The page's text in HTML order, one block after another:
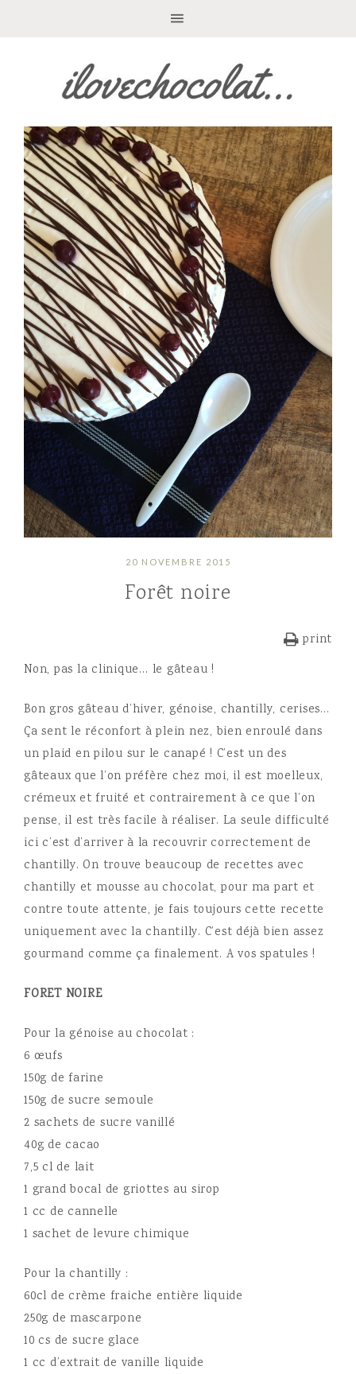
20 NOVEMBRE 2015
Forêt noire
print
Non, pas la clinique… le gâteau !
Bon gros gâteau d’hiver, génoise, chantilly, cerises…
Ça sent le réconfort à plein nez, bien enroulé dans
un plaid en pilou sur le canapé ! C’est un des
gâteaux que l’on préfère chez moi, il est moelleux,
crémeux et fruité et contrairement à ce que l’on
pense, il est très facile à réaliser. La seule difficulté
ici c’est d’arriver à la recouvrir correctement de
chantilly. On trouve beaucoup de recettes avec
chantilly et mousse au chocolat, pour ma part et
contre toute attente, je fais toujours cette recette
uniquement avec la chantilly. C’est déjà bien assez
gourmand comme ça finalement. A vos spatules !
FORET NOIRE
Pour la génoise au chocolat :
6 œufs
150g de farine
150g de sucre semoule
2 sachets de sucre vanillé
40g de cacao
7,5 cl de lait
1 grand bocal de griottes au sirop
1 cc de cannelle
1 sachet de levure chimique
Pour la chantilly :
60cl de crème fraiche entière liquide
250g de mascarpone
10 cs de sucre glace
1 cc d’extrait de vanille liquide